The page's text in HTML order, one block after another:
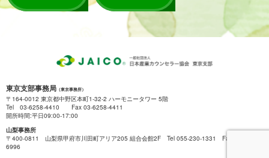
東京支部事務局 （東京事務所）
〒164-0012 東京都中野区本町1-32-2 ハーモニータワー 5階
Tel 03-6258-4410 Fax 03-6258-4411
開所時間:平日09:00-17:00
山梨事務所
〒400-0811 山梨県甲府市川田町アリア205 組合会館2F Tel 055-230-1331 Fax 055-222-
6996